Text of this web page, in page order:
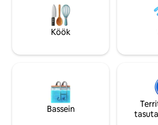
rannikuäärse atmosfääriga,
kosmopoliitne sumin, kuid lõõgastav
õhkkond. Plus Manly Ferries, iga 15
minuti järel Sydney ooperimaja+sillani!
Köök
Bassein